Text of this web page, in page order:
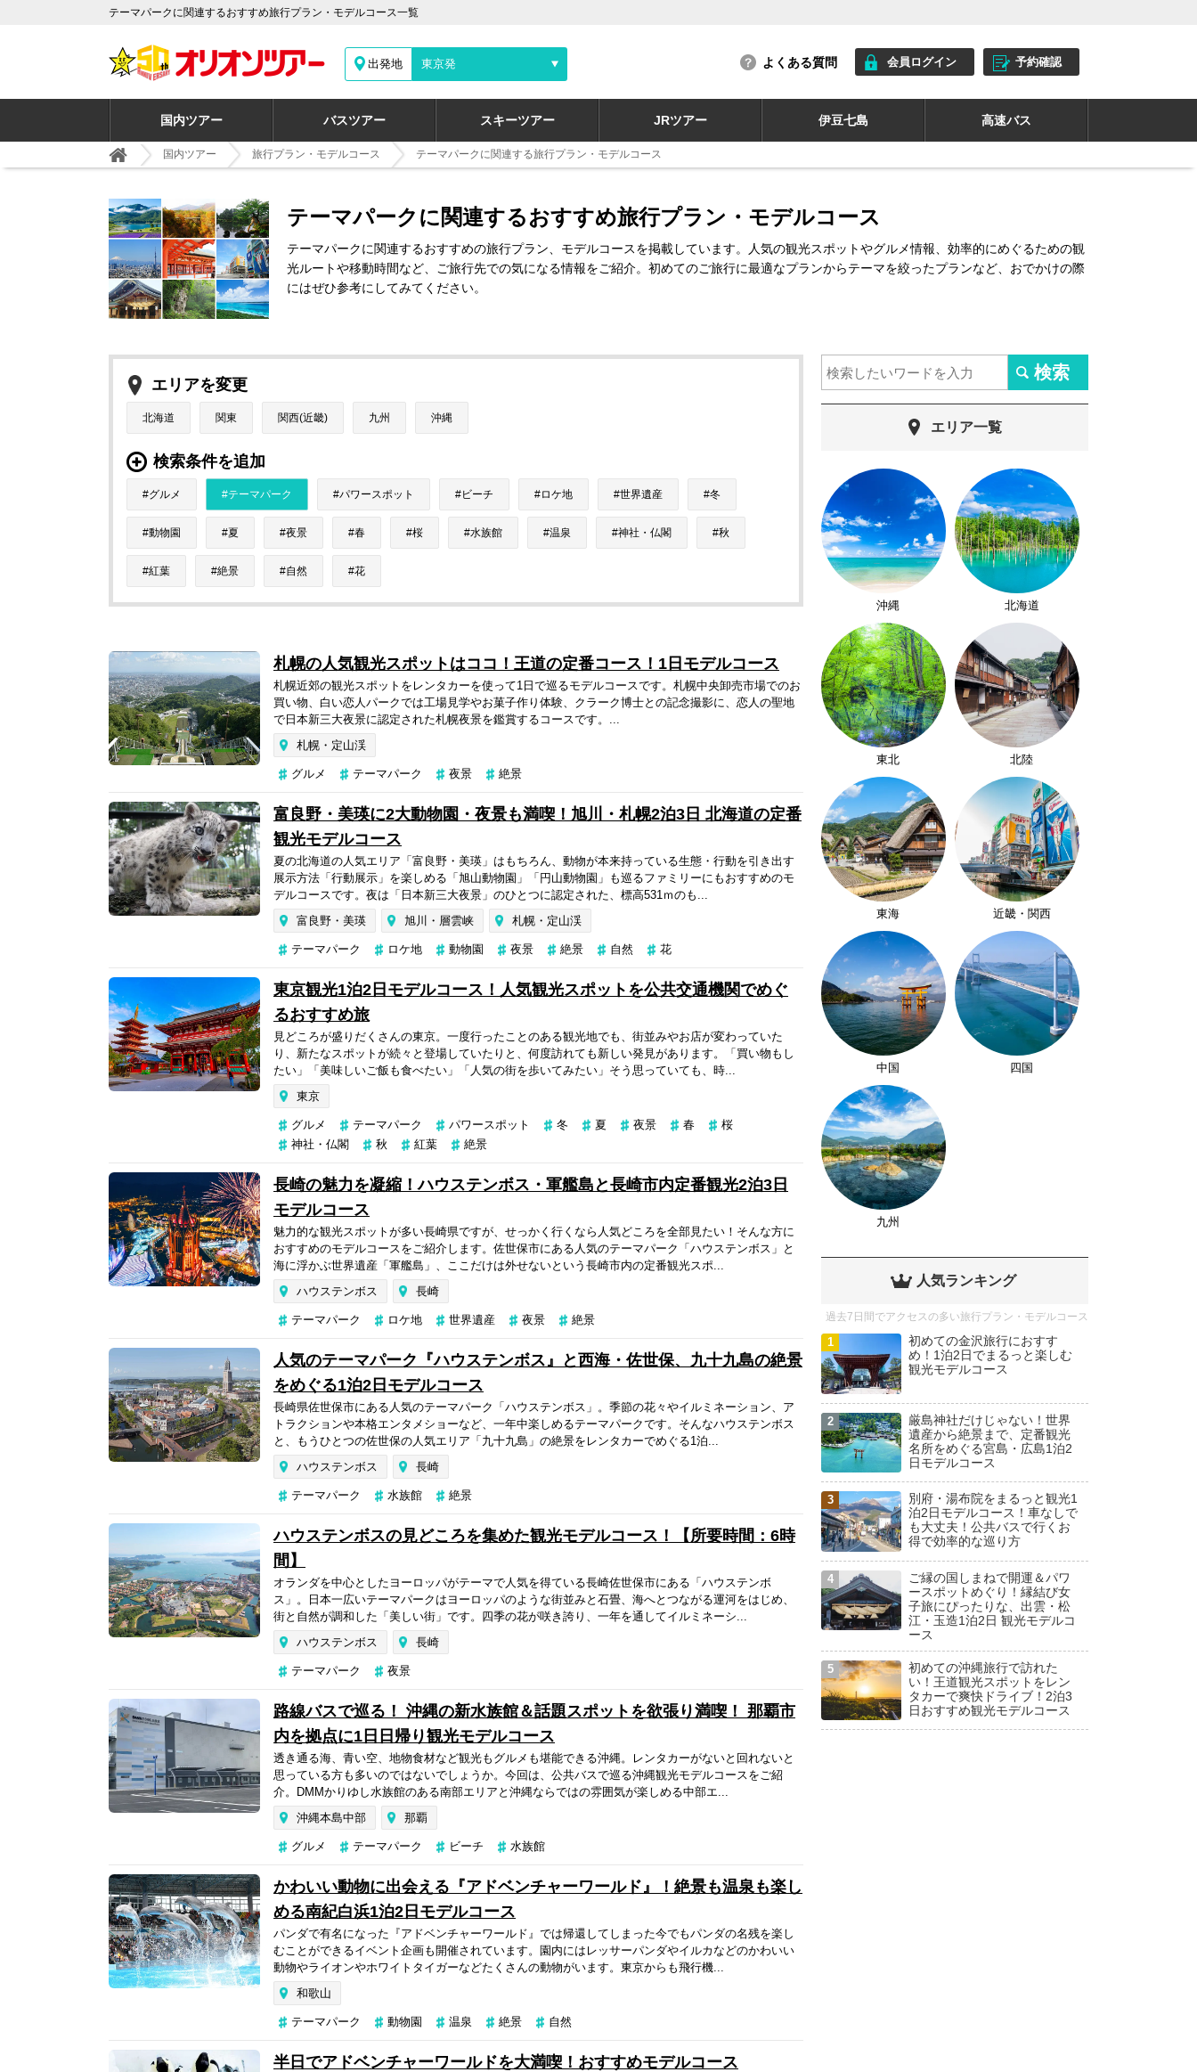
テーマパークに関連するおすすめ旅行プラン・モデルコース一覧
出発地 東京発 よくある質問 会員ログイン 予約確認
国内ツアー バスツアー スキーツアー JRツアー 伊豆七島 高速バス
国内ツアー 旅行プラン・モデルコース テーマパークに関連する旅行プラン・モデルコース
テーマパークに関連するおすすめ旅行プラン・モデルコース
テーマパークに関連するおすすめの旅行プラン、モデルコースを掲載しています。人気の観光スポットやグルメ情報、効率的にめぐるための観
光ルートや移動時間など、ご旅行先での気になる情報をご紹介。初めてのご旅行に最適なプランからテーマを絞ったプランなど、おでかけの際
にはぜひ参考にしてみてください。
エリアを変更
北海道 関東 関西(近畿) 九州 沖縄
検索条件を追加
グルメ テーマパーク パワースポット ビーチ ロケ地 世界遺産 冬
動物園 夏 夜景 春 桜 水族館 温泉 神社・仏閣 秋
紅葉 絶景 自然 花
札幌の人気観光スポットはココ！王道の定番コース！1日モデルコース
札幌近郊の観光スポットをレンタカーを使って1日で巡るモデルコースです。札幌中央卸売市場でのお
買い物、白い恋人パークでは工場見学やお菓子作り体験、クラーク博士との記念撮影に、恋人の聖地
で日本新三大夜景に認定された札幌夜景を鑑賞するコースです。...
札幌・定山渓
グルメ テーマパーク 夜景 絶景
富良野・美瑛に2大動物園・夜景も満喫！旭川・札幌2泊3日 北海道の定番
観光モデルコース
夏の北海道の人気エリア「富良野・美瑛」はもちろん、動物が本来持っている生態・行動を引き出す
展示方法「行動展示」を楽しめる「旭山動物園」「円山動物園」も巡るファミリーにもおすすめのモ
デルコースです。夜は「日本新三大夜景」のひとつに認定された、標高531ｍのも...
富良野・美瑛
旭川・層雲峡 札幌・定山渓
テーマパーク ロケ地 動物園 夜景 絶景 自然 花
東京観光1泊2日モデルコース！人気観光スポットを公共交通機関でめぐ
るおすすめ旅
見どころが盛りだくさんの東京。一度行ったことのある観光地でも、街並みやお店が変わっていた
り、新たなスポットが続々と登場していたりと、何度訪れても新しい発見があります。「買い物もし
たい」「美味しいご飯も食べたい」「人気の街を歩いてみたい」そう思っていても、時...
東京
グルメ テーマパーク パワースポット 冬 夏 夜景 春
桜
神社・仏閣
秋 紅葉 絶景
長崎の魅力を凝縮！ハウステンボス・軍艦島と長崎市内定番観光2泊3日
モデルコース
魅力的な観光スポットが多い長崎県ですが、せっかく行くなら人気どころを全部見たい！そんな方に
おすすめのモデルコースをご紹介します。佐世保市にある人気のテーマパーク「ハウステンボス」と
海に浮かぶ世界遺産「軍艦島」、ここだけは外せないという長崎市内の定番観光スポ...
ハウステンボス
長崎
テーマパーク ロケ地 世界遺産 夜景 絶景
人気のテーマパーク『ハウステンボス』と西海・佐世保、九十九島の絶景
をめぐる1泊2日モデルコース
長崎県佐世保市にある人気のテーマパーク「ハウステンボス」。季節の花々やイルミネーション、ア
トラクションや本格エンタメショーなど、一年中楽しめるテーマパークです。そんなハウステンボス
と、もうひとつの佐世保の人気エリア「九十九島」の絶景をレンタカーでめぐる1泊...
ハウステンボス
長崎
テーマパーク 水族館 絶景
ハウステンボスの見どころを集めた観光モデルコース！【所要時間：6時
間】
オランダを中心としたヨーロッパがテーマで人気を得ている長崎佐世保市にある「ハウステンボ
ス」。日本一広いテーマパークはヨーロッパのような街並みと石畳、海へとつながる運河をはじめ、
街と自然が調和した「美しい街」です。四季の花が咲き誇り、一年を通してイルミネーシ...
ハウステンボス
長崎
テーマパーク 夜景
路線バスで巡る！ 沖縄の新水族館＆話題スポットを欲張り満喫！ 那覇市
内を拠点に1日日帰り観光モデルコース
透き通る海、青い空、地物食材など観光もグルメも堪能できる沖縄。レンタカーがないと回れないと
思っている方も多いのではないでしょうか。今回は、公共バスで巡る沖縄観光モデルコースをご紹
介。DMMかりゆし水族館のある南部エリアと沖縄ならではの雰囲気が楽しめる中部エ...
沖縄本島中部
那覇
グルメ テーマパーク ビーチ 水族館
かわいい動物に出会える『アドベンチャーワールド』！絶景も温泉も楽し
める南紀白浜1泊2日モデルコース
パンダで有名になった『アドベンチャーワールド』では帰還してしまった今でもパンダの名残を楽し
むことができるイベント企画も開催されています。園内にはレッサーパンダやイルカなどのかわいい
動物やライオンやホワイトタイガーなどたくさんの動物がいます。東京からも飛行機...
和歌山
テーマパーク 動物園 温泉 絶景 自然
半日でアドベンチャーワールドを大満喫！おすすめモデルコース
エリア一覧
沖縄 北海道
東北 北陸
東海 近畿・関西
中国 四国
九州
人気ランキング
過去7日間でアクセスの多い旅行プラン・モデルコース
初めての金沢旅行におすす
め！1泊2日でまるっと楽しむ
観光モデルコース
厳島神社だけじゃない！世界
遺産から絶景まで、定番観光
名所をめぐる宮島・広島1泊2
日モデルコース
別府・湯布院をまるっと観光1
泊2日モデルコース！車なしで
も大丈夫！公共バスで行くお
得で効率的な巡り方
ご縁の国しまねで開運＆パワ
ースポットめぐり！縁結び女
子旅にぴったりな、出雲・松
江・玉造1泊2日 観光モデルコ
ース
初めての沖縄旅行で訪れた
い！王道観光スポットをレン
タカーで爽快ドライブ！2泊3
日おすすめ観光モデルコース